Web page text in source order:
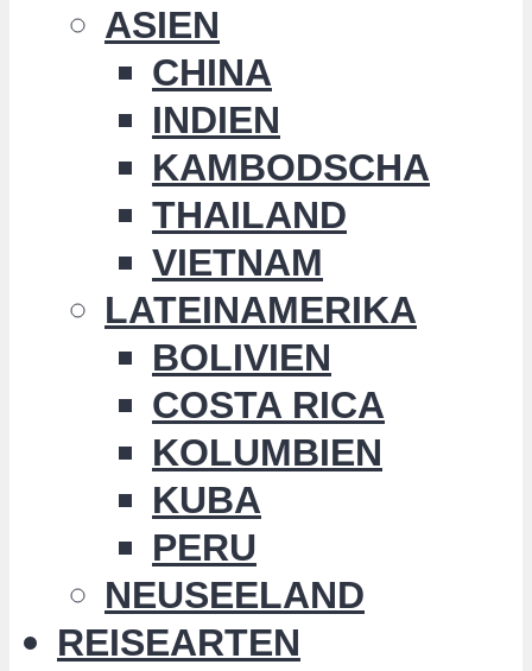
ASIEN
CHINA
INDIEN
KAMBODSCHA
THAILAND
VIETNAM
LATEINAMERIKA
BOLIVIEN
COSTA RICA
KOLUMBIEN
KUBA
PERU
NEUSEELAND
REISEARTEN